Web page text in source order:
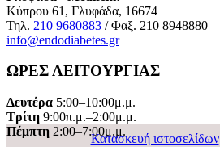
Κύπρου 61, Γλυφάδα, 16674
Τηλ. 210 9680883 / Φαξ. 210 8948880
info@endodiabetes.gr
ΩΡΕΣ ΛΕΙΤΟΥΡΓΙΑΣ
Δευτέρα 5:00–10:00μ.μ.
Τρίτη 9:00π.μ.–2:00μ.μ.
Πέμπτη 2:00–7:00μ.μ.
Κατασκευή ιστοσελίδων